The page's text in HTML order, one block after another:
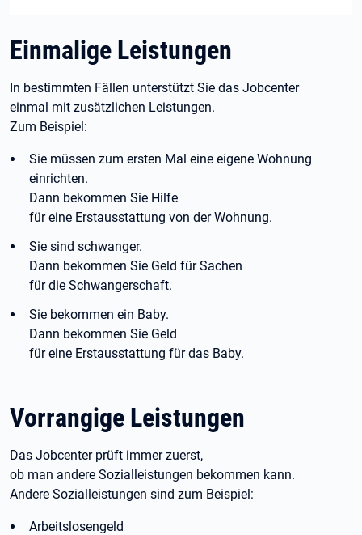
Einmalige Leistungen
In bestimmten Fällen unterstützt Sie das Jobcenter
einmal mit zusätzlichen Leistungen.
Zum Beispiel:
Sie müssen zum ersten Mal eine eigene Wohnung
einrichten.
Dann bekommen Sie Hilfe
für eine Erstausstattung von der Wohnung.
Sie sind schwanger.
Dann bekommen Sie Geld für Sachen
für die Schwangerschaft.
Sie bekommen ein Baby.
Dann bekommen Sie Geld
für eine Erstausstattung für das Baby.
Vorrangige Leistungen
Das Jobcenter prüft immer zuerst,
ob man andere Sozialleistungen bekommen kann.
Andere Sozialleistungen sind zum Beispiel:
Arbeitslosengeld